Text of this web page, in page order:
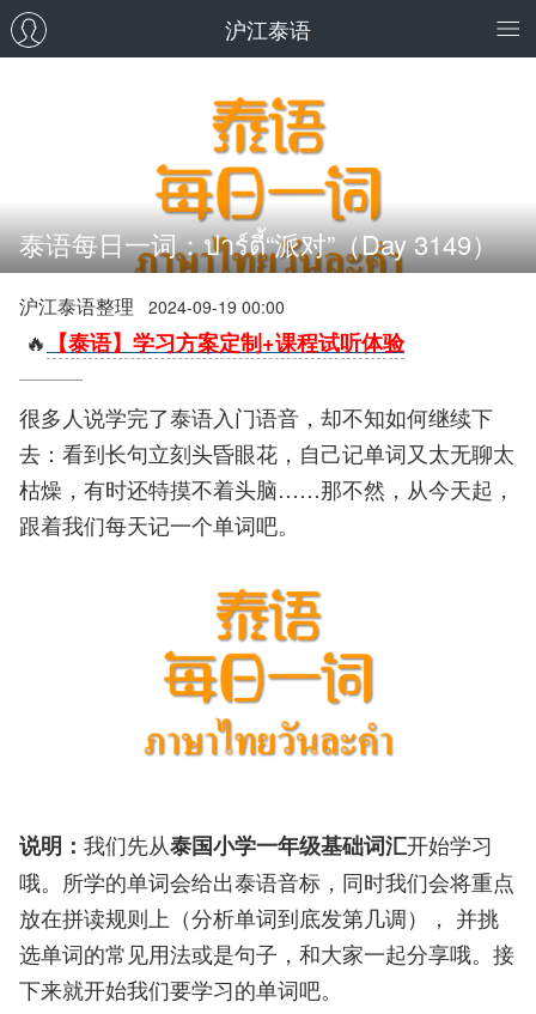
沪江泰语
泰语每日一词：ปาร์ตี้“派对”（Day 3149）
沪江泰语整理 2024-09-19 00:00
🔥 【泰语】学习方案定制+课程试听体验
很多人说学完了泰语入门语音，却不知如何继续下
去：看到长句立刻头昏眼花，自己记单词又太无聊太
枯燥，有时还特摸不着头脑……那不然，从今天起，
跟着我们每天记一个单词吧。
说明： 我们先从泰国小学一年级基础词汇开始学习
哦。所学的单词会给出泰语音标，同时我们会将重点
放在拼读规则上（分析单词到底发第几调）， 并挑
选单词的常见用法或是句子，和大家一起分享哦。接
下来就开始我们要学习的单词吧。